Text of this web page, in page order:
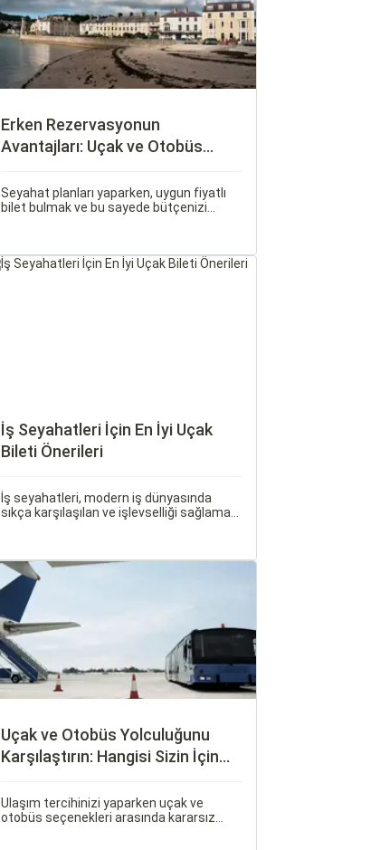
Erken Rezervasyonun
Avantajları: Uçak ve Otobüs
Seyahat planları yaparken, uygun fiyatlı
bilet bulmak ve bu sayede bütçenizi
aynı zamanda daha kaliteli bir seyahat
İş Seyahatleri İçin En İyi Uçak
Bileti Önerileri
İş seyahatleri, modern iş dünyasında
sıkça karşılaşılan ve işlevselliği sağlamak
etkileyen unsurlardan biridir.
Uçak ve Otobüs Yolculuğunu
Karşılaştırın: Hangisi Sizin İçin
Ulaşım tercihinizi yaparken uçak ve
otobüs seçenekleri arasında kararsız